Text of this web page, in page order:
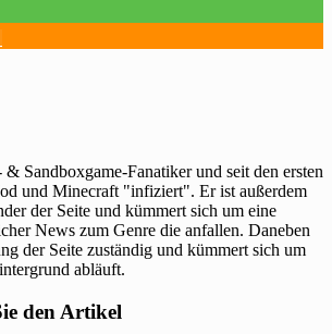
Sandboxgame-Fanatiker und seit den ersten
und Minecraft "infiziert". Er ist außerdem
der Seite und kümmert sich um eine
News zum Genre die anfallen. Daneben
der Seite zuständig und kümmert sich um
abläuft.
den Artikel